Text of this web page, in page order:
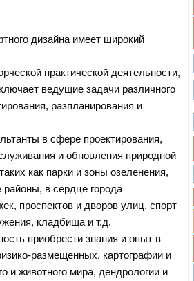
дизайна имеет широкий
практической деятельности,
ведущие задачи различного
разпланирования и
в сфере проектирования,
и обновления природной
как парки и зоны озеленения,
в сердце города
проспектов и дворов улиц, спорт
кладбища и т.д.
приобрести знания и опыт в
размещенных, картографии и
и животного мира, дендрологии и